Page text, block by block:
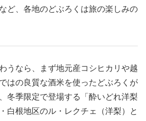
ど、各地のどぶろくは旅の楽しみの
うなら、まず地元産コシヒカリや越
はの良質な酒米を使ったどぶろくが
冬季限定で登場する「酔いどれ洋梨
白根地区のル・レクチェ（洋梨）と